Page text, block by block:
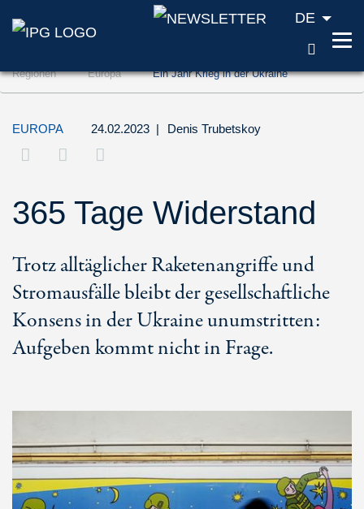
Zum Inhalt springen (Accesskey '1')
Zur Suche springen (Accesskey '2')
Zur Navigation springen (Accesskey '3')
DE
Regionen Europa Ein Jahr Krieg in der Ukraine
EUROPA 24.02.2023 | Denis Trubetskoy
365 Tage Widerstand
Trotz alltäglicher Raketenangriffe und
Stromausfälle bleibt der gesellschaftliche
Konsens in der Ukraine unumstritten:
Aufgeben kommt nicht in Frage.